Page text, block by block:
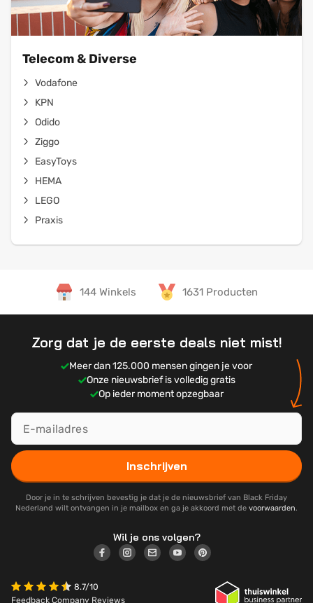
Telecom & Diverse
Vodafone
KPN
Odido
Ziggo
EasyToys
HEMA
LEGO
Praxis
144 Winkels 1631 Producten
Zorg dat je de eerste deals niet mist!
Meer dan 125.000 mensen gingen je voor
Onze nieuwsbrief is volledig gratis
Op ieder moment opzegbaar
Inschrijven
Door je in te schrijven bevestig je dat je de nieuwsbrief van Black Friday
Nederland wilt ontvangen in je mailbox en ga je akkoord met de voorwaarden.
Wil je ons volgen?
8.7/10
Feedback Company Reviews